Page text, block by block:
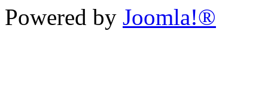
Powered by Joomla!®